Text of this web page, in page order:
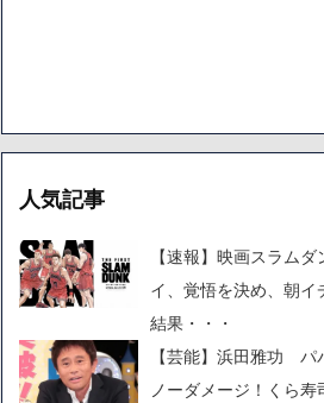
人気記事
【速報】映画スラム
イ、覚悟を決め、朝
結果・・・
【芸能】浜田雅功 パ
ノーダメージ！くら寿